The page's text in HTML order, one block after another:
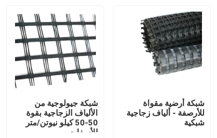
شبكة أرضية مقواة
للأرصفة - ألياف زجاجية
شبكية
شبكة جيولوجية من
الألياف الزجاجية بقوة
50-50 كيلو نيوتن/متر
للأسفلت